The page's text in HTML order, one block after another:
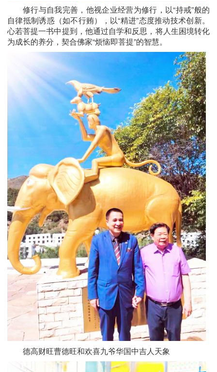
修行与自我完善，他视企业经营为修行，以“持戒”般的
自律抵制诱惑（如不行贿），以“精进”态度推动技术创新。
心若菩提一书中提到，他通过自学和反思，将人生困境转化
为成长的养分，契合佛家“烦恼即菩提”的智慧。
德高财旺曹德旺和欢喜九爷华国中吉人天象